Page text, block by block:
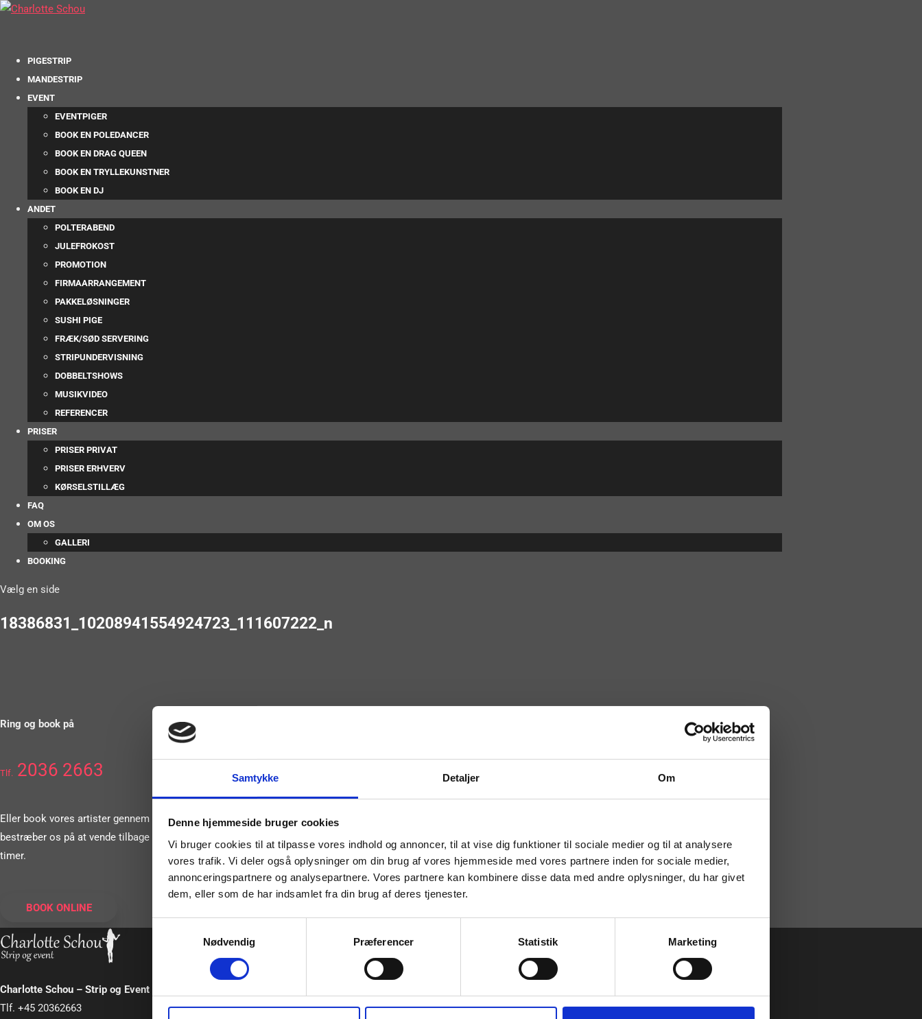
Samtykke Detaljer Om
Denne hjemmeside bruger cookies
Vi bruger cookies til at tilpasse vores indhold og annoncer, til at vise dig funktioner til sociale medier og til at analysere
vores trafik. Vi deler også oplysninger om din brug af vores hjemmeside med vores partnere inden for sociale medier,
annonceringspartnere og analysepartnere. Vores partnere kan kombinere disse data med andre oplysninger, du har givet
dem, eller som de har indsamlet fra din brug af deres tjenester.
Samtykkevalg
Nødvendig
Præferencer Statistik Marketing
PIGESTRIP
MANDESTRIP
EVENT
EVENTPIGER
BOOK EN POLEDANCER
BOOK EN DRAG QUEEN
BOOK EN TRYLLEKUNSTNER
BOOK EN DJ
ANDET
POLTERABEND
JULEFROKOST
PROMOTION
FIRMAARRANGEMENT
PAKKELØSNINGER
SUSHI PIGE
FRÆK/SØD SERVERING
STRIPUNDERVISNING
DOBBELTSHOWS
MUSIKVIDEO
REFERENCER
PRISER
PRISER PRIVAT
PRISER ERHVERV
KØRSELSTILLÆG
FAQ
OM OS
GALLERI
BOOKING
Vælg en side
18386831_10208941554924723_111607222_n
Ring og book på
Tlf. 2036 2663
Eller book vores artister gennem vores formular. Vi
bestræber os på at vende tilbage til dig inden for 24
timer.
BOOK ONLINE
Charlotte Schou – Strip og Event
Tlf. +45 20362663